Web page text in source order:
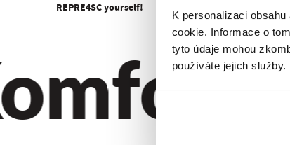
K personalizaci
cookie. Informace o
tyto údaje mohou
používáte jejich služby.
REPRE4SC yourself!